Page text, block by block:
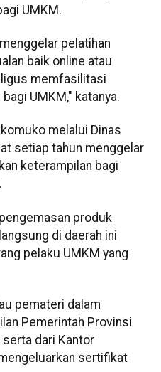
UMKM.
pelatihan
baik online atau
memfasilitasi
UMKM," katanya.
melalui Dinas
setiap tahun menggelar
keterampilan bagi
produk
di daerah ini
pelaku UMKM yang
pemateri dalam
Pemerintah Provinsi
serta dari Kantor
sertifikat